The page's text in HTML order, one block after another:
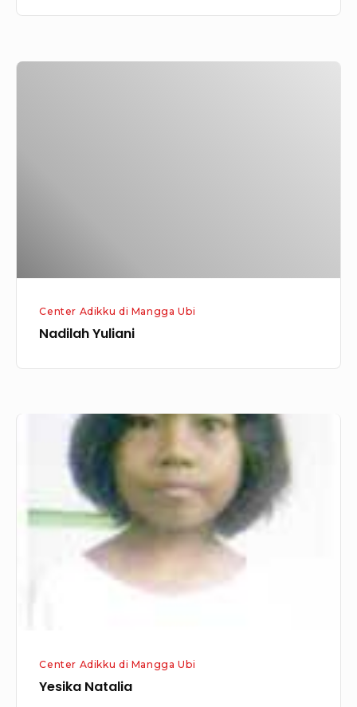
Center Adikku di Mangga Ubi
Nadilah Yuliani
Center Adikku di Mangga Ubi
Yesika Natalia